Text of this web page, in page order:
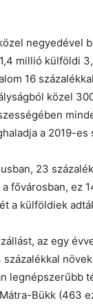
negyedével
millió külföldi
16
közel
a 2019-es
23
fővárosban, ez
a külföldiek
az egy
százalékkal
legnépszerűbb
Bükk (463